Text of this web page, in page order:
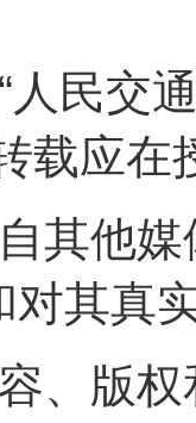
人民交
载应
其他
对其真
、版